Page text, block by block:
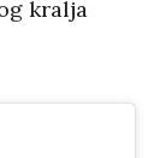
kralja